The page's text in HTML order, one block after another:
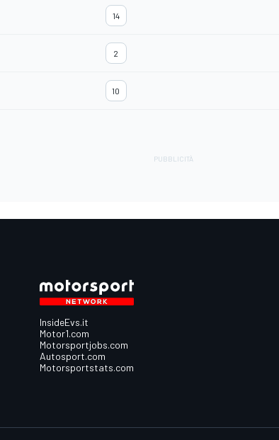
14
2
10
InsideEvs.it
Motor1.com
Motorsportjobs.com
Autosport.com
Motorsportstats.com